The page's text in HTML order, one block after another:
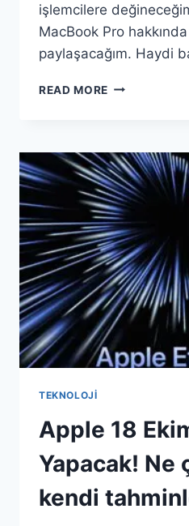
işlemcilere
MacBook Pro
paylaşacağım. Haydi
READ MORE M1
AYLIK
M1
IŞLEMCILI
MACBOOK
PRO
TEKNOLOJI
Apple 18
Yapacak! Ne
kendi